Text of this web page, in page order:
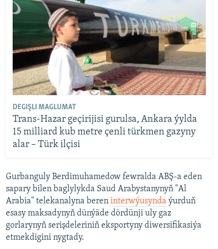
DEGIŞLI MAGLUMAT
Trans-Hazar geçirijisi gurulsa, Ankara ýylda
15 milliard kub metre çenli türkmen gazyny
alar – Türk ilçisi
Gurbanguly Berdimuhamedow fewralda ABŞ-a eden
sapary bilen baglylykda Saud Arabystanynyň "Al
Arabia" telekanalyna beren interwýusynda ýurduň
esasy maksadynyň dünýäde dördünji uly gaz
gorlarynyň serişdeleriniň eksportyny diwersifikasiýa
etmekdigini nygtady.